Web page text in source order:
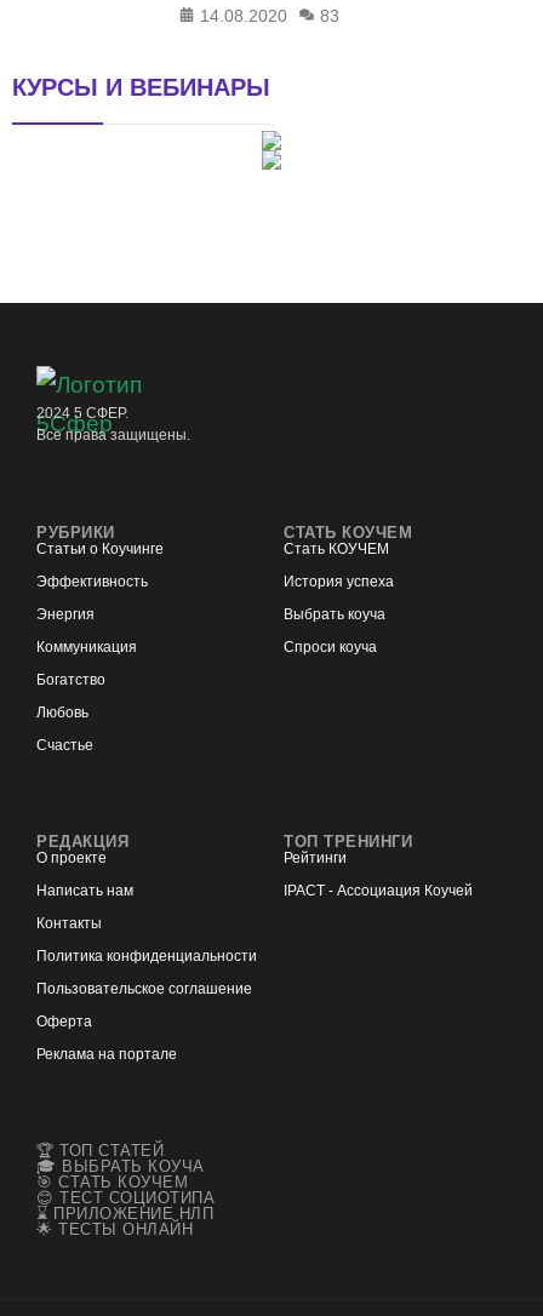
14.08.2020
83
КУРСЫ И ВЕБИНАРЫ
2024 5 СФЕР.
Все права защищены.
РУБРИКИ
Статьи о Коучинге
Эффективность
Энергия
Коммуникация
Богатство
Любовь
Счастье
СТАТЬ КОУЧЕМ
Стать КОУЧЕМ
История успеха
Выбрать коуча
Спроси коуча
РЕДАКЦИЯ
О проекте
Написать нам
Контакты
Политика конфиденциальности
Пользовательское соглашение
Оферта
Реклама на портале
ТОП ТРЕНИНГИ
Рейтинги
IPACT - Ассоциация Коучей
🏆 ТОП СТАТЕЙ
🎓 ВЫБРАТЬ КОУЧА
🎯 СТАТЬ КОУЧЕМ
😊 ТЕСТ СОЦИОТИПА
⌛ ПРИЛОЖЕНИЕ НЛП
🌟 ТЕСТЫ ОНЛАЙН